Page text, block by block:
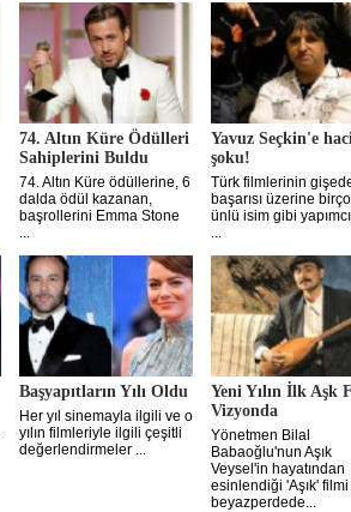
74. Altın Küre Ödülleri
Sahiplerini Buldu
74. Altın Küre ödüllerine, 6
dalda ödül kazanan,
başrollerini Emma Stone
...
Yavuz Seçkin'e
şoku!
Türk filmlerinin
başarısı üzerine
ünlü isim gibi
...
Başyapıtların Yılı Oldu
Her yıl sinemayla ilgili ve o
yılın filmleriyle ilgili çeşitli
değerlendirmeler ...
Yeni Yılın İlk Aşk
Vizyonda
Yönetmen Bilal
Babaoğlu'nun Aşık
Veysel'in hayatından
esinlendiği 'Aşık' filmi
beyazperdede...